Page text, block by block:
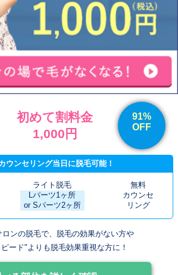
初めて割料金
1,000円
91%
OFF
ウンセリング当日に脱毛可能！
ライト脱毛
Lパーツ1ヶ所
or Sパーツ2ヶ所
無料
カウンセ
リング
ンの脱毛で、脱毛の効果がない方や
ード"よりも脱毛効果重視な方に！